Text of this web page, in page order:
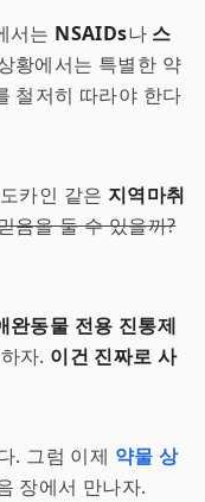
서는 NSAIDs나 스
황에서는 특별한 약
철저히 따라야 한다
카인 같은 지역마취
음을 둘 수 있을까?
완동물 전용 진통제
자. 이건 진짜로 사
. 그럼 이제 약물 상
장에서 만나자.